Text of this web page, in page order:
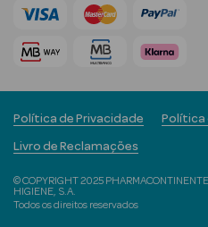
Estrias
Bronzeadores
Cuidados de
Mãos
Cuidados de
Pés
Massajadores
© COPYRIGHT 2025
HIGIENE, S.A.
Todos os direitos reservados
Política de Privacidade Política
Livro de Reclamações